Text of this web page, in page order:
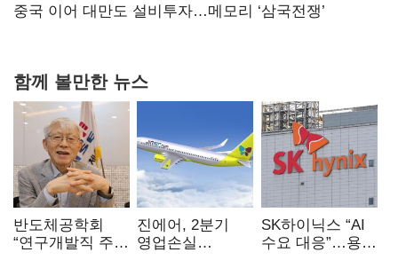
연 홈플러스
중국 이어 대만도 설비투자…메모리 ‘삼국전쟁’
함께 볼만한 뉴스
반도체공학회
“연구개발직 주
진에어, 2분기
영업손실
SK하이닉스 “AI
수요 대응”…용인